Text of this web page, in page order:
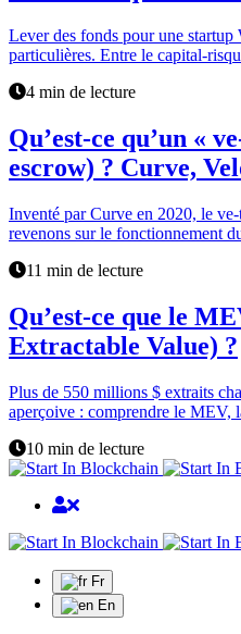
Lever des fonds pour une startup
particulières. Entre le capital-
4 min de lecture
Qu’est-ce qu’un «
escrow) ? Curve,
Inventé par Curve en 2020, le
revenons sur le fonctionnement
11 min de lecture
Qu’est-ce que le
Extractable Value) ?
Plus de 550 millions $ extraits
aperçoive : comprendre le MEV,
10 min de lecture
Fr
En